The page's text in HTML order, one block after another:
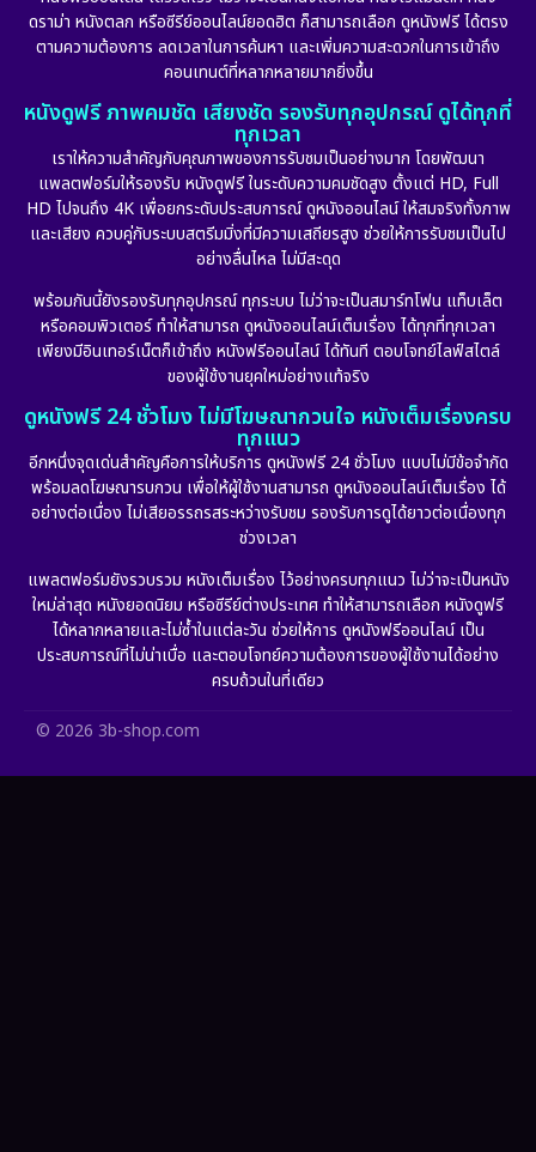
Drama ดราม่า (898)
Emotional (101)
Epic มหากาพย์ (17)
Erotic (10)
Fantasy จินตนาการ (265)
Film
Gothic (6)
HBO GO (11)
HBO Max (2)
Healing
Heist (7)
ดราม่า หนังตลก หรือซีรีย์ออนไลน์ยอดฮิต ก็สามารถเลือก ดูหนังฟรี ได้ตรง
ตามความต้องการ ลดเวลาในการค้นหา และเพิ่มความสะดวกในการเข้าถึง
คอนเทนต์ที่หลากหลายมากยิ่งขึ้น
หนังดูฟรี ภาพคมชัด เสียงชัด รองรับทุกอุปกรณ์ ดูได้ทุกที่
ทุกเวลา
เราให้ความสำคัญกับคุณภาพของการรับชมเป็นอย่างมาก โดยพัฒนา
แพลตฟอร์มให้รองรับ หนังดูฟรี ในระดับความคมชัดสูง ตั้งแต่ HD, Full
HD ไปจนถึง 4K เพื่อยกระดับประสบการณ์ ดูหนังออนไลน์ ให้สมจริงทั้งภาพ
และเสียง ควบคู่กับระบบสตรีมมิ่งที่มีความเสถียรสูง ช่วยให้การรับชมเป็นไป
อย่างลื่นไหล ไม่มีสะดุด
พร้อมกันนี้ยังรองรับทุกอุปกรณ์ ทุกระบบ ไม่ว่าจะเป็นสมาร์ทโฟน แท็บเล็ต
หรือคอมพิวเตอร์ ทำให้สามารถ ดูหนังออนไลน์เต็มเรื่อง ได้ทุกที่ทุกเวลา
เพียงมีอินเทอร์เน็ตก็เข้าถึง หนังฟรีออนไลน์ ได้ทันที ตอบโจทย์ไลฟ์สไตล์
ของผู้ใช้งานยุคใหม่อย่างแท้จริง
ดูหนังฟรี 24 ชั่วโมง ไม่มีโฆษณากวนใจ หนังเต็มเรื่องครบ
ทุกแนว
อีกหนึ่งจุดเด่นสำคัญคือการให้บริการ ดูหนังฟรี 24 ชั่วโมง แบบไม่มีข้อจำกัด
พร้อมลดโฆษณารบกวน เพื่อให้ผู้ใช้งานสามารถ ดูหนังออนไลน์เต็มเรื่อง ได้
อย่างต่อเนื่อง ไม่เสียอรรถรสระหว่างรับชม รองรับการดูได้ยาวต่อเนื่องทุก
ช่วงเวลา
แพลตฟอร์มยังรวบรวม หนังเต็มเรื่อง ไว้อย่างครบทุกแนว ไม่ว่าจะเป็นหนัง
ใหม่ล่าสุด หนังยอดนิยม หรือซีรีย์ต่างประเทศ ทำให้สามารถเลือก หนังดูฟรี
ได้หลากหลายและไม่ซ้ำในแต่ละวัน ช่วยให้การ ดูหนังฟรีออนไลน์ เป็น
ประสบการณ์ที่ไม่น่าเบื่อ และตอบโจทย์ความต้องการของผู้ใช้งานได้อย่าง
ครบถ้วนในที่เดียว
© 2026 3b-shop.com